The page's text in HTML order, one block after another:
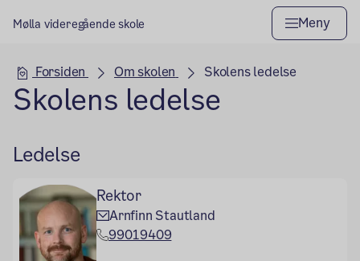
Mølla videregående skole Meny
Hovedseksjon
Forsiden Om skolen Skolens ledelse
Skolens ledelse
Ledelse
Rektor
Arnfinn Stautland
99019409